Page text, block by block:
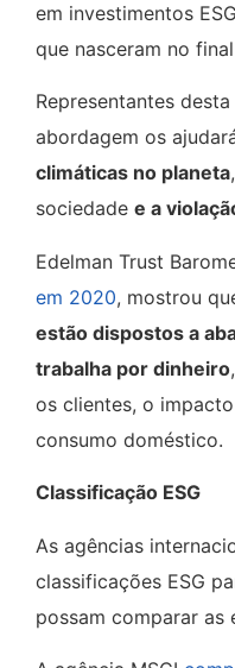
em investimentos
que nasceram no
Representantes
abordagem os
climáticas no planeta,
sociedade e a
Edelman Trust
em 2020, mostrou
estão dispostos a
trabalha por dinheiro
os clientes, o
consumo doméstico.
Classificação ESG
As agências
classificações ESG
possam comparar as